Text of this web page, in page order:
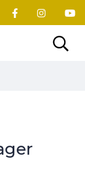
du village